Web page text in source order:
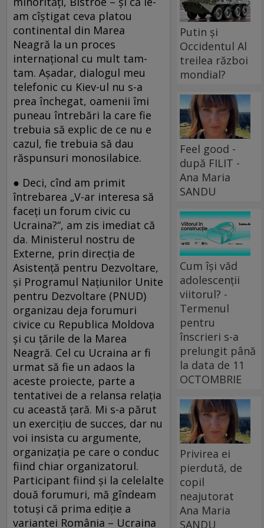
am cîştigat ceva platou
continental din Marea
Neagră la un proces
internaţional cu mult tam-
tam. Aşadar, dialogul meu
telefonic cu Kiev-ul nu s-a
prea închegat, oamenii îmi
puneau întrebări la care fie
trebuia să explic de ce nu e
cazul, fie trebuia să dau
răspunsuri monosilabice.
● Deci, cînd am primit
întrebarea „V-ar interesa să
faceţi un forum civic cu
Ucraina?“, am zis imediat că
da. Ministerul nostru de
Externe, prin direcţia de
Asistenţă pentru Dezvoltare,
şi Programul Naţiunilor Unite
pentru Dezvoltare (PNUD)
organizau deja forumuri
civice cu Republica Moldova
şi cu ţările de la Marea
Neagră. Cel cu Ucraina ar fi
urmat să fie un adaos la
aceste proiecte, parte a
tentativei de a relansa relaţia
cu această ţară. Mi s-a părut
un exerciţiu de succes, dar nu
voi insista cu argumente,
organizaţia pe care o conduc
fiind chiar organizatorul.
Participant fiind şi la celelalte
două forumuri, mă gîndeam
totuşi că prima ediţie a
variantei România – Ucraina
Putin și
Occidentul Al
treilea război
mondial?
Feel good -
după FILIT -
Ana Maria
SANDU
Cum își văd
adolescenții
viitorul? -
Termenul
pentru
înscrieri s-a
prelungit până
la data de 11
OCTOMBRIE
Privirea ei
pierdută, de
copil
neajutorat
Ana Maria
SANDU